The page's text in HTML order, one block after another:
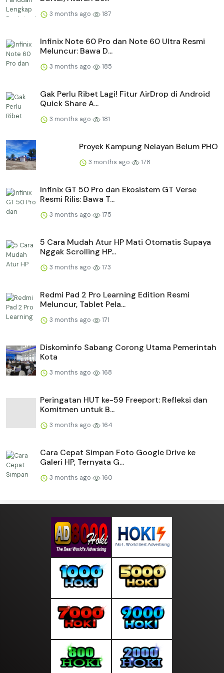
3 months ago 187
Infinix Note 60 Pro dan Note 60 Ultra Resmi
Meluncur: Bawa D...
3 months ago 185
Gak Perlu Ribet Lagi! Fitur AirDrop di Android
Quick Share A...
3 months ago 181
Proyek Kampung Nelayan Belum PHO
3 months ago 178
Infinix GT 50 Pro dan Ekosistem GT Verse
Resmi Rilis: Bawa T...
3 months ago 175
5 Cara Mudah Atur HP Mati Otomatis Supaya
Nggak Scrolling HP...
3 months ago 173
Redmi Pad 2 Pro Learning Edition Resmi
Meluncur, Tablet Pela...
3 months ago 171
Diskominfo Sabang Corong Utama Pemerintah
Kota
3 months ago 168
Peringatan HUT ke-59 Freeport: Refleksi dan
Komitmen untuk B...
3 months ago 164
Cara Cepat Simpan Foto Google Drive ke
Galeri HP, Ternyata G...
3 months ago 160